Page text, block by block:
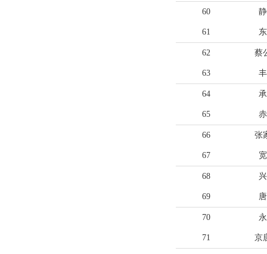
60
61
62 蔡
63
64
65
66 张
67
68
69
70
71 京